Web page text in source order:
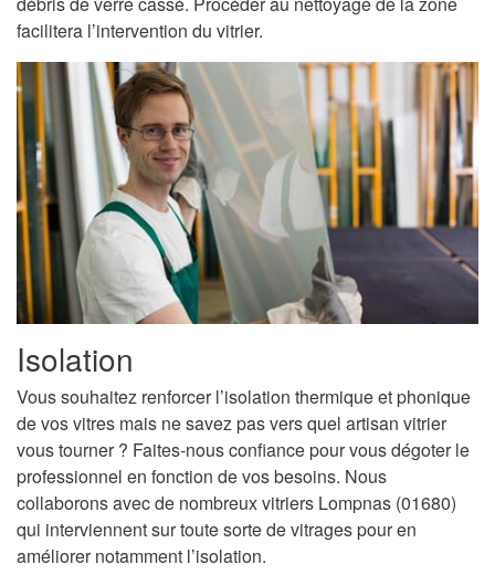
facilitera l’intervention du vitrier.
Isolation
Vous souhaitez renforcer l’isolation thermique et phonique
de vos vitres mais ne savez pas vers quel artisan vitrier
vous tourner ? Faites-nous confiance pour vous dégoter le
professionnel en fonction de vos besoins. Nous
collaborons avec de nombreux vitriers Lompnas (01680)
qui interviennent sur toute sorte de vitrages pour en
améliorer notamment l’isolation.